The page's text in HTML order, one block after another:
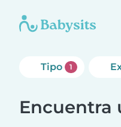
Tipo 1
Encuentra